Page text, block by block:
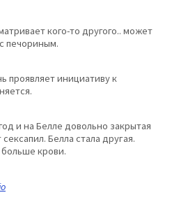
кого-то другого.. может
печориным.
проявляет инициативу к
и на Белле довольно закрытая
Белла стала другая.
крови.